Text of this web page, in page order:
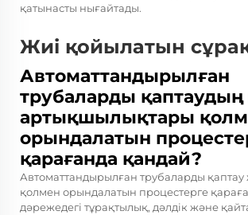
қатынасты нығайтады.
Жиі қойылатын
Автоматтандырылған
трубаларды қаптаудың
артықшылықтары
орындалатын
қарағанда қандай?
Автоматтандырылған трубаларды қаптау
қолмен орындалатын процестерге
дәрежедегі тұрақтылық, дәлдік және